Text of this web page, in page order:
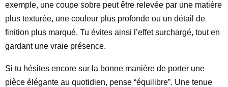
exemple, une coupe sobre peut être relevée par une matière
plus texturée, une couleur plus profonde ou un détail de
finition plus marqué. Tu évites ainsi l’effet surchargé, tout en
gardant une vraie présence.
Si tu hésites encore sur la bonne manière de porter une
pièce élégante au quotidien, pense “équilibre”. Une tenue